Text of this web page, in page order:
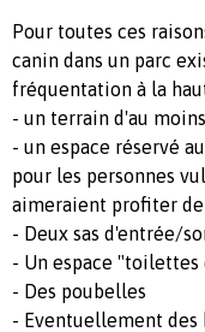
Pour toutes ces
canin dans un parc
fréquentation à la
- un terrain d'au
- un espace réservé
pour les personnes
aimeraient profiter
- Deux sas d'entrée/
- Un espace
- Des poubelles
- Eventuellement